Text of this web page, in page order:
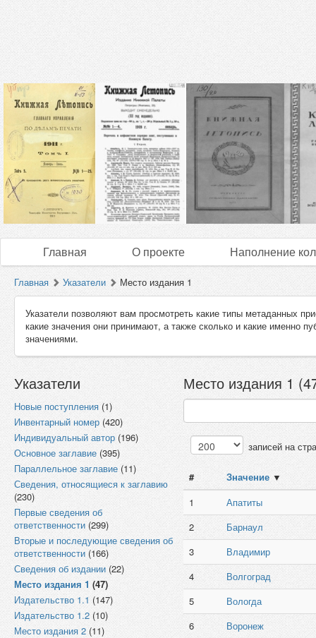
Главная О проекте Наполнение
Главная Указатели Место издания 1
Указатели позволяют вам просмотреть какие типы метаданных
какие значения они принимают, а также сколько и какие именно
значениями.
Указатели
Новые поступления (1)
Инвентарный номер (420)
Индивидуальный автор (196)
Основное заглавие (395)
Параллельное заглавие (11)
Сведения, относящиеся к заглавию
(230)
Первые сведения об
ответственности (299)
Вторые и последующие сведения об
ответственности (166)
Сведения об издании (22)
Место издания 1 (47)
Издательство 1.1 (147)
Издательство 1.2 (10)
Место издания 2 (11)
Место издания 1
записей на
# Значение ▼
1
Апатиты
2
Барнаул
3
Владимир
4
Волгоград
5
Вологда
6
Воронеж